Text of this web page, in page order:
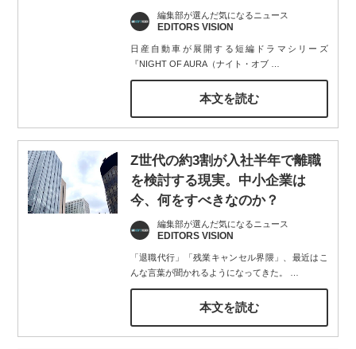
編集部が選んだ気になるニュース
EDITORS VISION
日産自動車が展開する短編ドラマシリーズ
『NIGHT OF AURA（ナイト・オブ…
本文を読む
Z世代の約3割が入社半年で離職
を検討する現実。中小企業は
今、何をすべきなのか？
編集部が選んだ気になるニュース
EDITORS VISION
「退職代行」「残業キャンセル界隈」、最近はこ
んな言葉が聞かれるようになってきた。
本文を読む